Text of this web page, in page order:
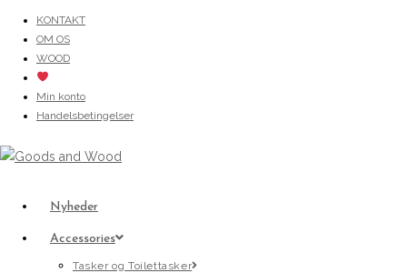
content
KONTAKT
OM OS
WOOD
Min konto
Handelsbetingelser
Nyheder
Accessories
Tasker og Toilettasker